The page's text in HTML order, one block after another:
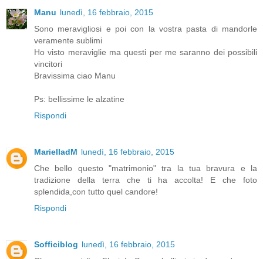
Manu lunedì, 16 febbraio, 2015
Sono meravigliosi e poi con la vostra pasta di mandorle
veramente sublimi
Ho visto meraviglie ma questi per me saranno dei possibili
vincitori
Bravissima ciao Manu
Ps: bellissime le alzatine
Rispondi
MarielladM lunedì, 16 febbraio, 2015
Che bello questo "matrimonio" tra la tua bravura e la
tradizione della terra che ti ha accolta! E che foto
splendida,con tutto quel candore!
Rispondi
Sofficiblog lunedì, 16 febbraio, 2015